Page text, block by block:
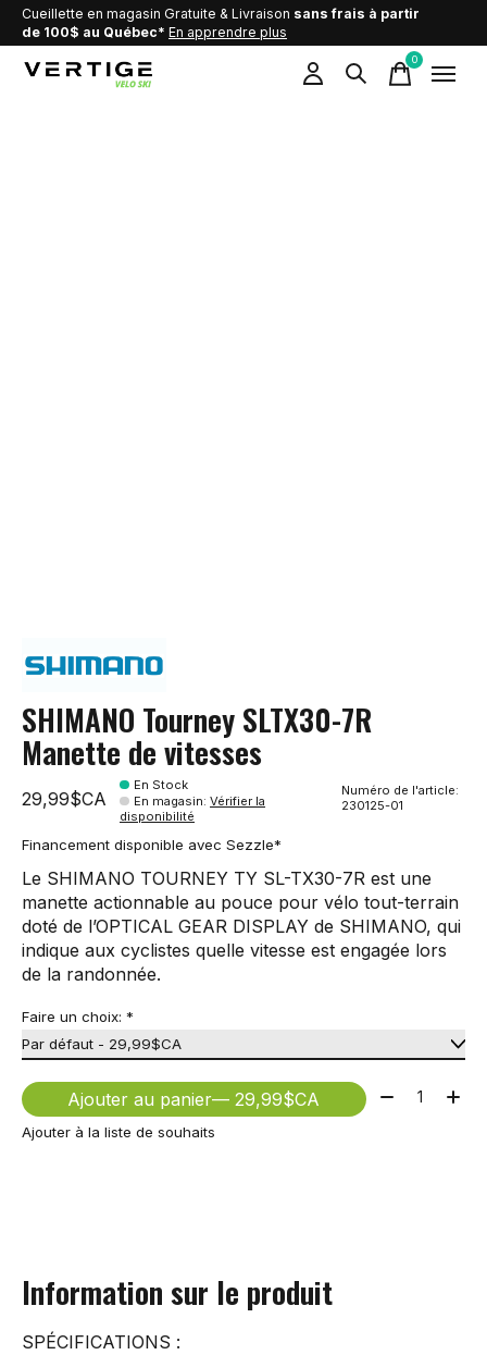
Cueillette en magasin Gratuite & Livraison sans frais à partir
de 100$ au Québec* En apprendre plus
0items
SHIMANO Tourney SLTX30-7R
Manette de vitesses
29,99$CA
En Stock
En magasin:Vérifier la
disponibilité
Numéro de l'article:
230125-01
Financement disponible avec Sezzle*
Le SHIMANO TOURNEY TY SL-TX30-7R est une
manette actionnable au pouce pour vélo tout-terrain
doté de l’OPTICAL GEAR DISPLAY de SHIMANO, qui
indique aux cyclistes quelle vitesse est engagée lors
de la randonnée.
Faire un choix: *
Ajouter au panier — 29,99$CA Quantité:
Ajouter à la liste de souhaits
Information sur le produit
SPÉCIFICATIONS :